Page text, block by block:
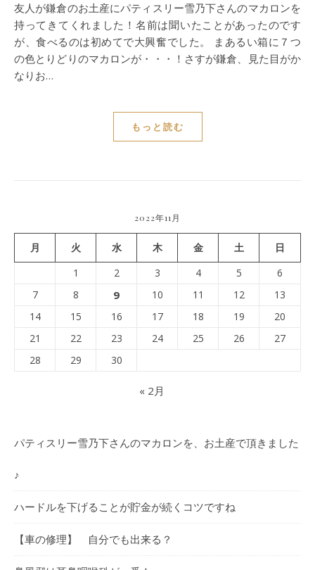
友人が鎌倉のお土産にパティスリー雪乃下さんのマカロンを
持ってきてくれました！名前は聞いたことがあったのです
が、食べるのは初めてで大興奮でした。 まあるい箱に７つ
の色とりどりのマカロンが・・・！さすが鎌倉、見た目がか
なりお…
もっと読む
2022年11月
月 火 水 木 金 土
日
1
2 3 4 5
6
7
8 9 10 11 12
13
14
15 16 17 18 19
20
21
22 23 24 25 26
27
28
29 30
« 2月
パティスリー雪乃下さんのマカロンを、お土産で頂きました
♪
ハードルを下げることが貯金が続くコツですね
【車の修理】 自分でも出来る？